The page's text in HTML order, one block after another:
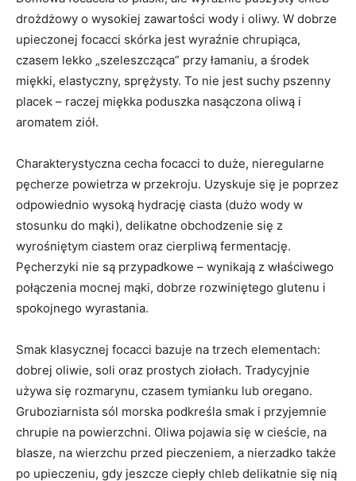
drożdżowy o wysokiej zawartości wody i oliwy. W dobrze
upieczonej focacci skórka jest wyraźnie chrupiąca,
czasem lekko „szeleszcząca” przy łamaniu, a środek
miękki, elastyczny, sprężysty. To nie jest suchy pszenny
placek – raczej miękka poduszka nasączona oliwą i
aromatem ziół.
Charakterystyczna cecha focacci to duże, nieregularne
pęcherze powietrza w przekroju. Uzyskuje się je poprzez
odpowiednio wysoką hydrację ciasta (dużo wody w
stosunku do mąki), delikatne obchodzenie się z
wyrośniętym ciastem oraz cierpliwą fermentację.
Pęcherzyki nie są przypadkowe – wynikają z właściwego
połączenia mocnej mąki, dobrze rozwiniętego glutenu i
spokojnego wyrastania.
Smak klasycznej focacci bazuje na trzech elementach:
dobrej oliwie, soli oraz prostych ziołach. Tradycyjnie
używa się rozmarynu, czasem tymianku lub oregano.
Gruboziarnista sól morska podkreśla smak i przyjemnie
chrupie na powierzchni. Oliwa pojawia się w cieście, na
blasze, na wierzchu przed pieczeniem, a nierzadko także
po upieczeniu, gdy jeszcze ciepły chleb delikatnie się nią